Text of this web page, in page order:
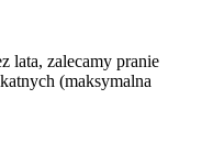
lata, zalecamy pranie
(maksymalna